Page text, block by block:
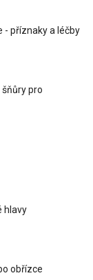
- příznaky a léčby
pro
hlavy
obřízce